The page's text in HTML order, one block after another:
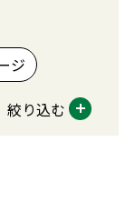
ジ
絞り込む